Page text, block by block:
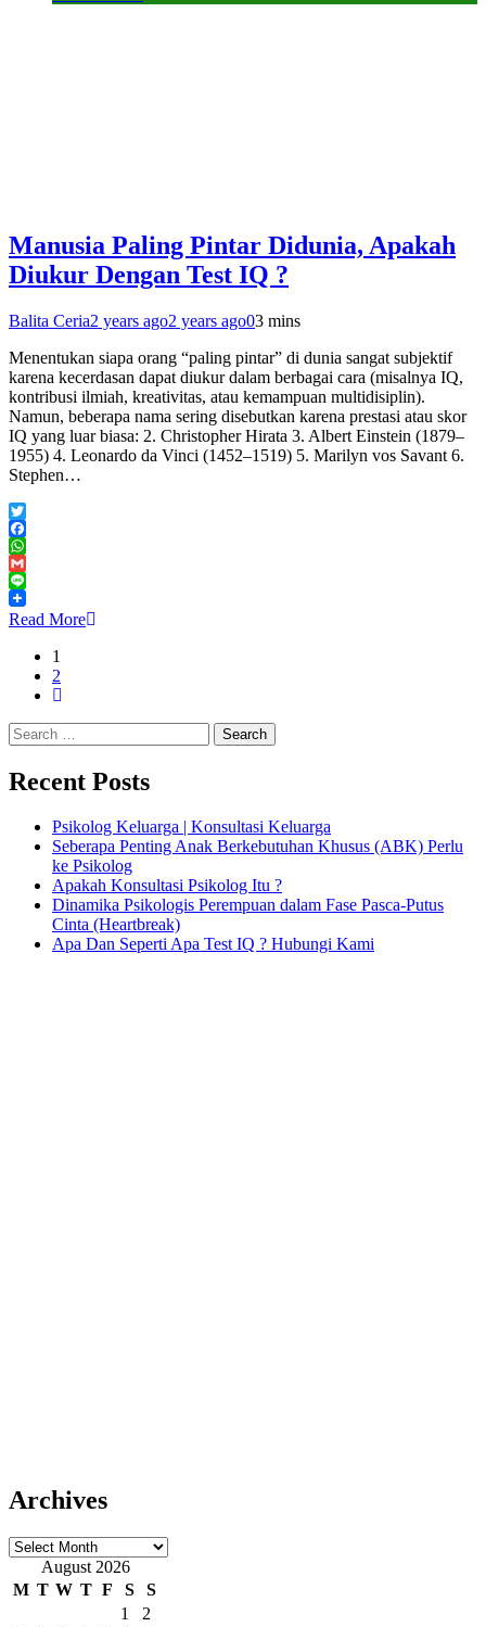
Manusia Paling Pintar Didunia, Apakah
Diukur Dengan Test IQ ?
Balita Ceria2 years ago2 years ago03 mins
Menentukan siapa orang “paling pintar” di dunia sangat subjektif
karena kecerdasan dapat diukur dalam berbagai cara (misalnya IQ,
kontribusi ilmiah, kreativitas, atau kemampuan multidisiplin).
Namun, beberapa nama sering disebutkan karena prestasi atau skor
IQ yang luar biasa: 2. Christopher Hirata 3. Albert Einstein (1879–
1955) 4. Leonardo da Vinci (1452–1519) 5. Marilyn vos Savant 6.
Stephen…
Twitter
Facebook
WhatsApp
Gmail
Line
Read More
1
2
Search
for:
Recent Posts
Psikolog Keluarga | Konsultasi Keluarga
Seberapa Penting Anak Berkebutuhan Khusus (ABK) Perlu
ke Psikolog
Apakah Konsultasi Psikolog Itu ?
Dinamika Psikologis Perempuan dalam Fase Pasca-Putus
Cinta (Heartbreak)
Apa Dan Seperti Apa Test IQ ? Hubungi Kami
Archives
Archives
August 2026
M T W T F S
S
1
2